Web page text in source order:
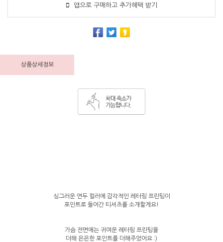
앱으로 구매하고 추가혜택 받기
상품상세정보
싱그러운 연두 컬러에 감각적인 레터링 프린팅이
포인트로 들어간 티셔츠를 소개할게요!
가슴 전면에는 귀여운 레터링 프린팅을
더해 은은한 포인트를 더해주었어요 :)